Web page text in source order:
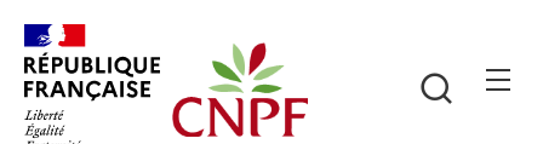
contenu
principal